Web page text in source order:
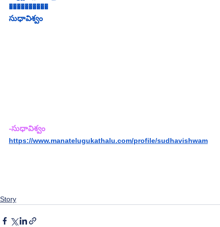
����������
సుధావిశ్వం
-సుధావిశ్వం
https://www.manatelugukathalu.com/profile/sudhavishwam
Story